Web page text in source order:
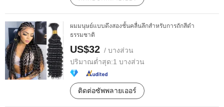
ผมมนุษย์แบบดึงสองชั้นคลื่นลึกสำหรับการถักสีดำ
ธรรมชาติ
US$32 / บางส่วน
ปริมาณต่ำสุด:1 บางส่วน
ติดต่อซัพพลายเออร์